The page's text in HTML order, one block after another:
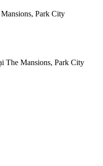
Park City
The Mansions, Park City